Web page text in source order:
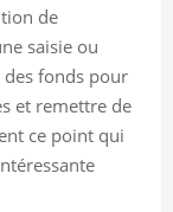
de
saisie ou
des fonds pour
et remettre de
ce point qui